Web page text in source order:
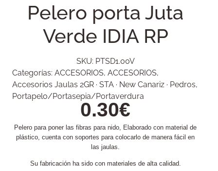
Pelero porta Juta
Verde IDIA RP
SKU: PTSD1.00V
Categorías: ACCESORIOS, ACCESORIOS,
Accesorios Jaulas 2GR · STA · New Canariz · Pedros,
Portapelo/Portasepia/Portaverdura
0.30€
Pelero para poner las fibras para nido, Elaborado con material de
plástico, cuenta con soportes para colocarlo de manera fácil en
las jaulas.
Su fabricación ha sido con materiales de alta calidad.